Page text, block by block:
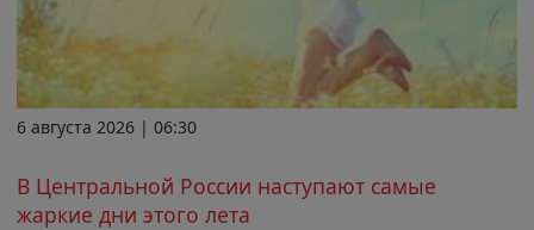
6 августа 2026 | 06:30
В Центральной России наступают самые
жаркие дни этого лета